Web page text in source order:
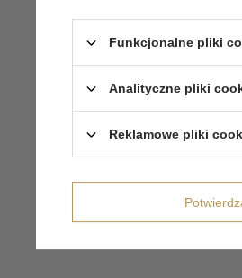
Funkcjonalne pliki
Analityczne pliki
Reklamowe pliki